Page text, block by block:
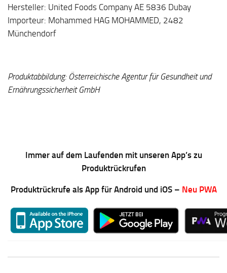
Hersteller: United Foods Company AE 5836 Dubay
Importeur: Mohammed HAG MOHAMMED, 2482
Münchendorf
Produktabbildung: Österreichische Agentur für Gesundheit und
Ernährungssicherheit GmbH
Immer auf dem Laufenden mit unseren App’s zu
Produktrückrufen
Produktrückrufe als App für Android und iOS – Neu PWA